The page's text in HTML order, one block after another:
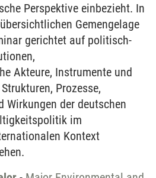
Perspektive einbezieht. In
Gemengelage
gerichtet auf politisch-
Akteure, Instrumente und
Prozesse,
Wirkungen der deutschen
im
Kontext